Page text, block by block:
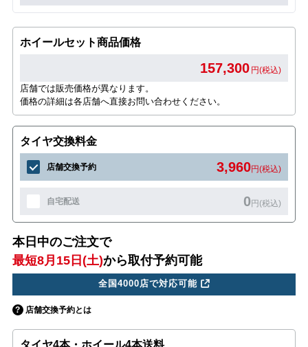
ホイールセット商品価格
157,300 円(税込)
店舗では販売価格が異なります。
価格の詳細は各店舗へ直接お問い合わせください。
タイヤ交換料金
店舗交換予約 3,960円(税込)
自宅配送 0円(税込)
本日中のご注文で
最短8月15日(土)から取付予約可能
全国4000店で対応可能
店舗交換予約とは
タイヤ4本・ホイール4本送料